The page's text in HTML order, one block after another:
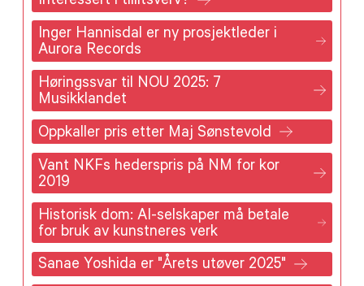
Inger Hannisdal er ny prosjektleder i
Aurora Records
Høringssvar til NOU 2025: 7
Musikklandet
Oppkaller pris etter Maj Sønstevold
Vant NKFs hederspris på NM for kor
2019
Historisk dom: AI-selskaper må betale
for bruk av kunstneres verk
Sanae Yoshida er "Årets utøver 2025"